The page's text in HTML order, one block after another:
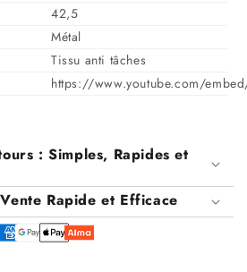
42,5
Métal
Tissu anti tâches
https://www.youtube.com/
: Simples, Rapides et
Rapide et Efficace